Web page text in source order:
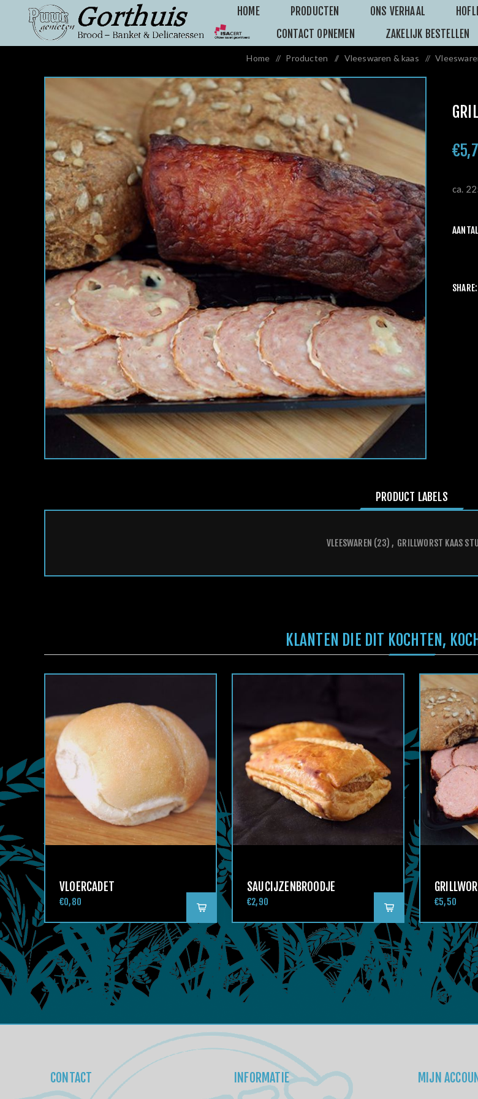
HOME PRODUCTEN ONS VERHAAL
CONTACT OPNEMEN
ZAKELIJK BESTELLEN
Home / Producten / Vleeswaren & kaas /
ca.
SHARE:
PRODUCT LABELS
VLEESWAREN (23) , GRILLWORST KAAS
KLANTEN DIE DIT KOCHTEN,
VLOERCADET
€0,80
SAUCIJZENBROODJE
€2,90 €5,50
CONTACT INFORMATIE MIJN